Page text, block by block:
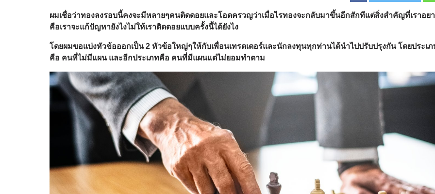
ผมเชื่อว่าทองลงรอบนี้คงจะมีหลายๆคนติดดอยและโอดครวญว่าเมื่อไรทองจะกลับมาขึ้นอีกสักทีแต่สิ่งสำคัญที่เราอย
คือเราจะแก้ปัญหายังไงไม่ให้เราติดดอยแบบครั้งนี้ได้ยังไง
โดยผมขอแบ่งหัวข้อออกเป็น 2 หัวข้อใหญ่ๆให้กับเพื่อนเทรดเดอร์และนักลงทุนทุกท่านได้นำไปปรับปรุงกัน โดยประเ
คือ คนที่ไม่มีแผน และอีกประเภทคือ คนที่มีแผนแต่ไม่ยอมทำตาม